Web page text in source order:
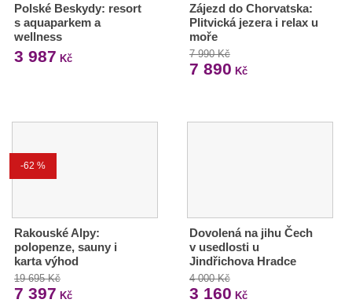
Polské Beskydy: resort
s aquaparkem a
wellness
3 987 Kč
Zájezd do Chorvatska:
Plitvická jezera i relax u
moře
7 990 Kč
7 890 Kč
-62 %
Rakouské Alpy:
polopenze, sauny i
karta výhod
19 695 Kč
7 397 Kč
Dovolená na jihu Čech
v usedlosti u
Jindřichova Hradce
4 000 Kč
3 160 Kč